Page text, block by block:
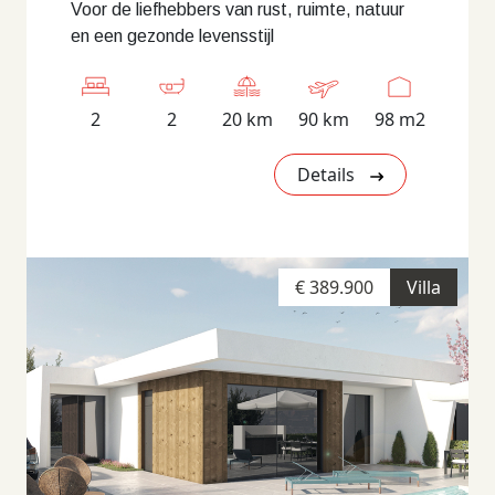
Voor de liefhebbers van rust, ruimte, natuur
en een gezonde levensstijl
2 2 20 km 90 km 98 m2
Details
Villa
€ 389.900